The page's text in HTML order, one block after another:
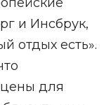
и Инсбрук,
отдых есть».
для